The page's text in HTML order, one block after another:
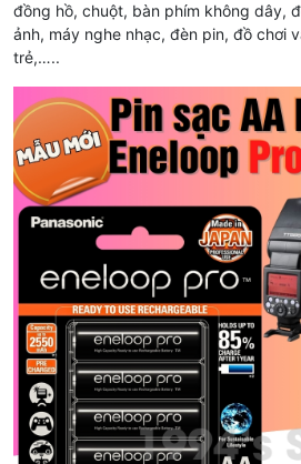
đồng hồ, chuột, bàn phím không dây,
ảnh, máy nghe nhạc, đèn pin, đồ chơi
trẻ,…..